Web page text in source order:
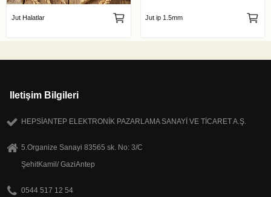
Jut Halatlar Jut ip 1.5mm
Iletişim Bilgileri
HEPSİANTEP ELEKTRONİK PAZARLAMA SANAYİ VE TİCARET A.Ş.
5.Organize Sanayi 83565 sk. No: 3/C
ŞehitKamil/ GaziAntep
0544 517 12 54